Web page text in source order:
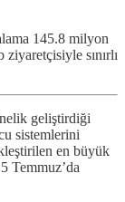
145.8 milyon
sınırlı
geliştirdiği
sistemlerini
en büyük
Temmuz’da